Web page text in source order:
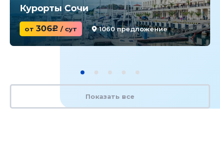
Курорты Сочи
от 306c / сут 1060 предложение
Показать все